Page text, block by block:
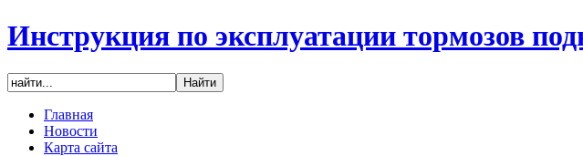
Инструкция по эксплуатации тормозов
Главная
Новости
Карта сайта